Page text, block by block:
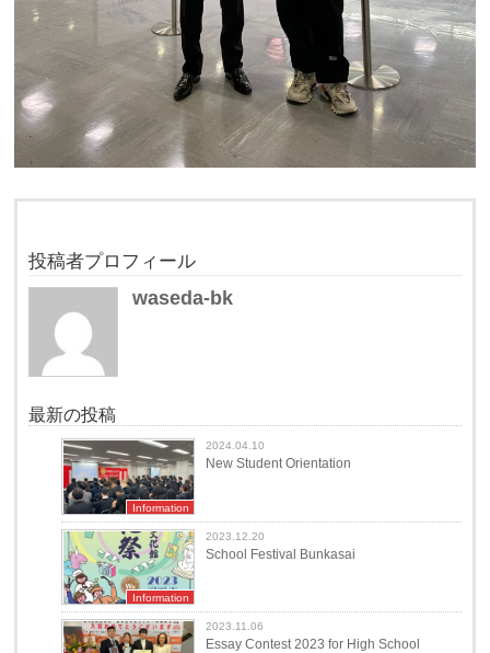
投稿者プロフィール
waseda-bk
最新の投稿
Information
2024.04.10
New Student Orientation
Information
2023.12.20
School Festival Bunkasai
2023.11.06
Essay Contest 2023 for High School